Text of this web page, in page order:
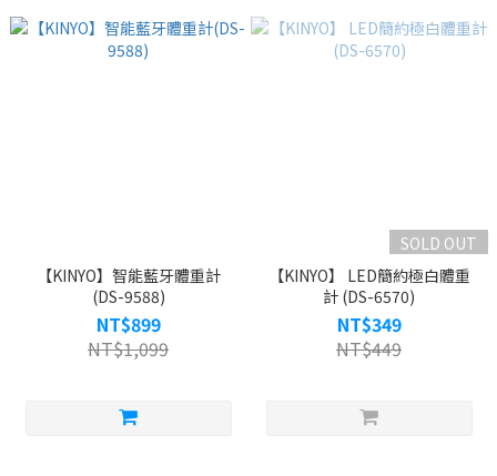
【KINYO】智能藍牙體重計
(DS-9588)
NT$899
NT$1,099
SOLD OUT
【KINYO】 LED簡約極白體重
計 (DS-6570)
NT$349
NT$449